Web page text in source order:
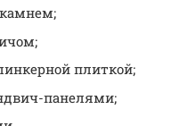
плиткой;
панелями;